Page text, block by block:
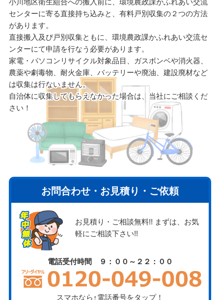
小川地区衛生組合への搬入前に、環境農政課かふれあい交流
センターに寄る直接持ち込みと、有料戸別収集の２つの方法
があります。
直接搬入及び戸別収集ともに、環境農政課かふれあい交流セ
ンターにて申請を行なう必要があります。
家電・パソコンリサイクル対象品目、ガスボンベや消火器、
農薬や劇毒物、耐火金庫、バッテリーや廃油、建設廃材など
は収集は行ないません。
自治体に収集してもらえなかった場合は、当社にご相談くだ
さい！
お問合わせ・お見積り・ご依頼
お見積り・ご相談無料!! まずは、お気
軽にご相談下さい!!
電話受付時間 ９：００～２２：００
スマホなら↑電話番号をタップ！